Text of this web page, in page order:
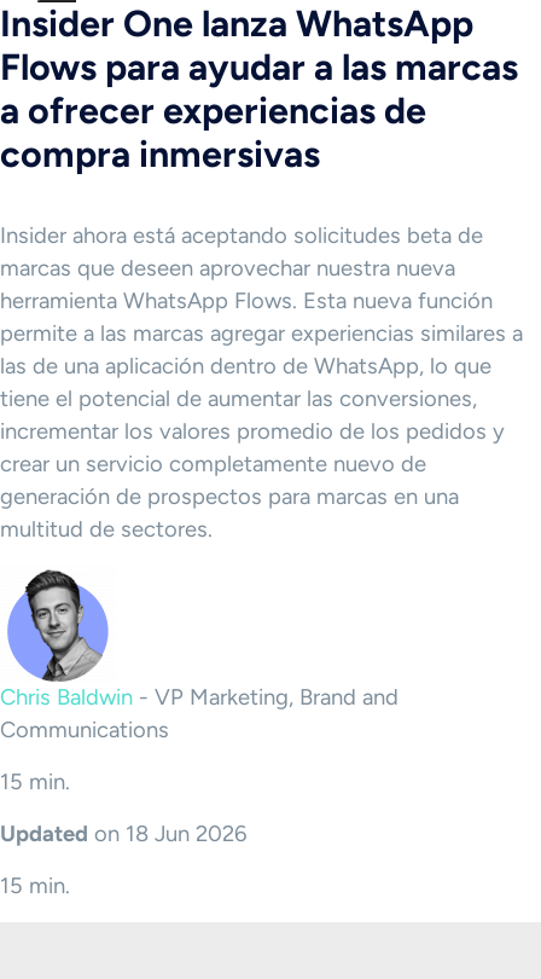
Insider One lanza WhatsApp
Flows para ayudar a las marcas
a ofrecer experiencias de
compra inmersivas
Insider ahora está aceptando solicitudes beta de
marcas que deseen aprovechar nuestra nueva
herramienta WhatsApp Flows. Esta nueva función
permite a las marcas agregar experiencias similares a
las de una aplicación dentro de WhatsApp, lo que
tiene el potencial de aumentar las conversiones,
incrementar los valores promedio de los pedidos y
crear un servicio completamente nuevo de
generación de prospectos para marcas en una
multitud de sectores.
Chris Baldwin - VP Marketing, Brand and
Communications
15 min.
Updated on 18 Jun 2026
15 min.